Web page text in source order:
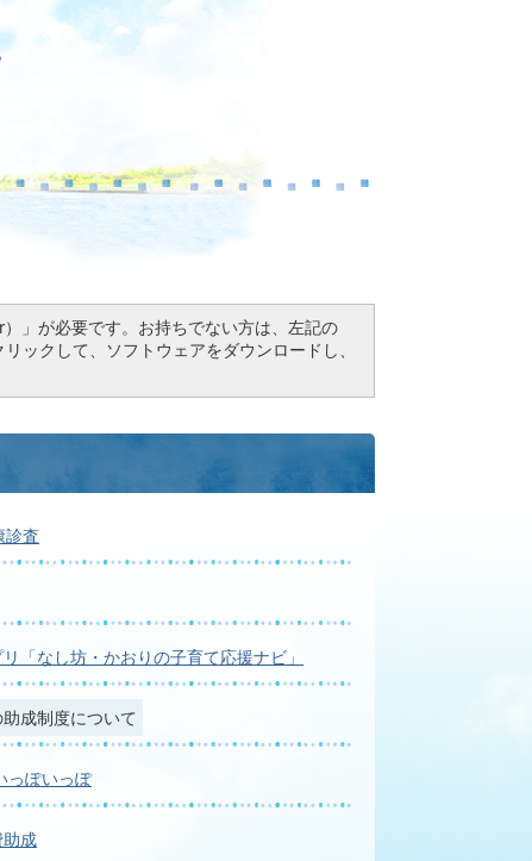
」が必要です。お持ちでない方は、左記の
ックして、ソフトウェアをダウンロードし、
診査
「なし坊・かおりの子育て応援ナビ」
成制度について
っぽいっぽ
成